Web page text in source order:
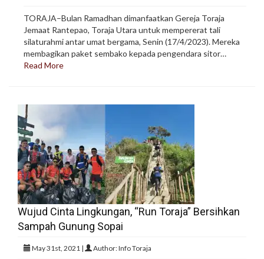
TORAJA–Bulan Ramadhan dimanfaatkan Gereja Toraja
Jemaat Rantepao, Toraja Utara untuk mempererat tali
silaturahmi antar umat bergama, Senin (17/4/2023). Mereka
membagikan paket sembako kepada pengendara sitor…
Read More
Wujud Cinta Lingkungan, “Run Toraja” Bersihkan
Sampah Gunung Sopai
May 31st, 2021 | Author: Info Toraja